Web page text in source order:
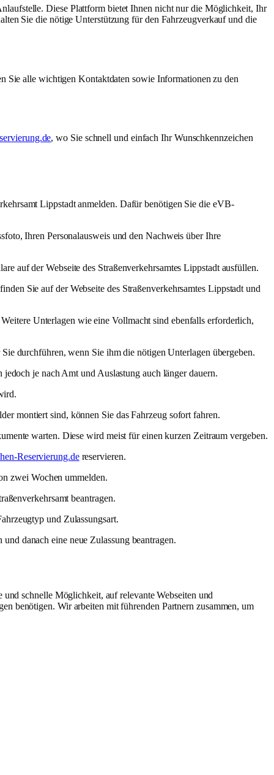
Diese Plattform bietet Ihnen nicht nur die Möglichkeit, Ihr
Sie die nötige Unterstützung für den Fahrzeugverkauf und die
Sie alle wichtigen Kontaktdaten sowie Informationen zu den
, wo Sie schnell und einfach Ihr Wunschkennzeichen
Lippstadt anmelden. Dafür benötigen Sie die eVB-
Ihren Personalausweis und den Nachweis über Ihre
auf der Webseite des Straßenverkehrsamtes Lippstadt ausfüllen.
Sie auf der Webseite des Straßenverkehrsamtes Lippstadt und
Unterlagen wie eine Vollmacht sind ebenfalls erforderlich,
durchführen, wenn Sie ihm die nötigen Unterlagen übergeben.
je nach Amt und Auslastung auch länger dauern.
montiert sind, können Sie das Fahrzeug sofort fahren.
warten. Diese wird meist für einen kurzen Zeitraum vergeben.
Reservierung.dereservieren.
zwei Wochen ummelden.
beantragen.
und Zulassungsart.
danach eine neue Zulassung beantragen.
schnelle Möglichkeit, auf relevante Webseiten und
benötigen. Wir arbeiten mit führenden Partnern zusammen, um